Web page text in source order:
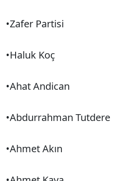
•Zafer Partisi
•Haluk Koç
•Ahat Andican
•Abdurrahman Tutdere
•Ahmet Akın